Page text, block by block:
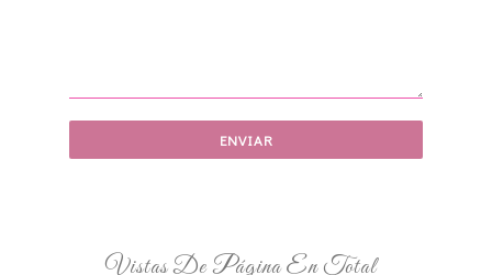
Vistas De Página En Total